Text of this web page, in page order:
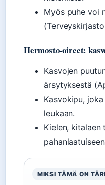
Myös puhe voi
Hermosto-oireet:
Kasvojen
ärsytyksestä
Kasvokipu,
leukaan.
Kielen,
MIKSI TÄMÄ ON